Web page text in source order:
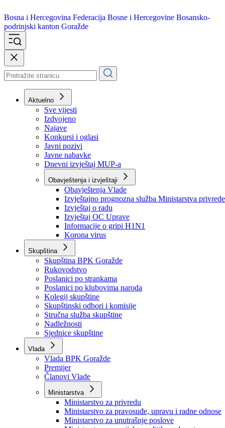
Bosna i Hercegovina
podrinjski kanton Goražde
Aktuelno
Sve vijesti
Izdvojeno
Najave
Konkursi i oglasi
Javni pozivi
Javne nabavke
Dnevni izvještaj MUP-a
Obavještenja i izvještaji
Obavještenja Vlade
Izvještajno prognozna služba Ministarstva privrede
Izvještaj o radu
Izvještaj OC Uprave
Informacije o gripi H1N1
Korona virus
Skupština
Skupština BPK Goražde
Rukovodstvo
Poslanici po strankama
Poslanici po klubovima naroda
Kolegij skupštine
Skupštinski odbori i komisije
Stručna služba skupštine
Nadležnosti
Sjednice skupštine
Vlada
Vlada BPK Goražde
Premijer
Članovi Vlade
Ministarstva